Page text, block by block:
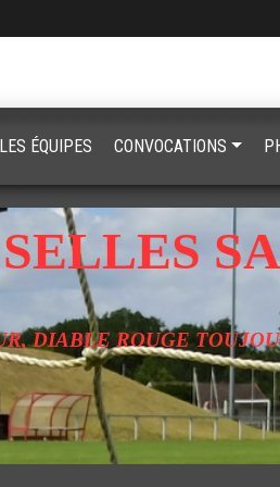
DIABLE ROUGE
LES ÉQUIPES CONVOCATIONS